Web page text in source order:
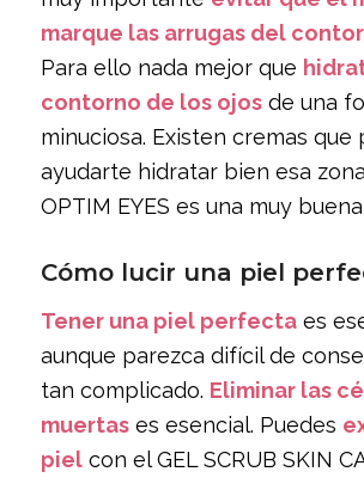
marque las arrugas del
Para ello nada mejor que
contorno de los ojosde una
minuciosa. Existen cremas que
ayudarte hidratar bien esa
OPTIM EYES es una muy
Cómo lucir una piel
Tener una piel perfectaes
aunque parezca difícil de
tan complicado. Eliminar las
muertases esencial. Puedes
pielcon el GEL SCRUB SKIN